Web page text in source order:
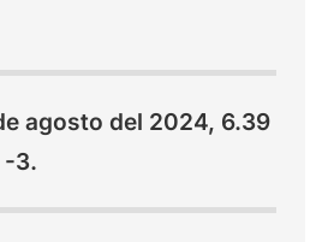
agosto del 2024, 6.39
-3.